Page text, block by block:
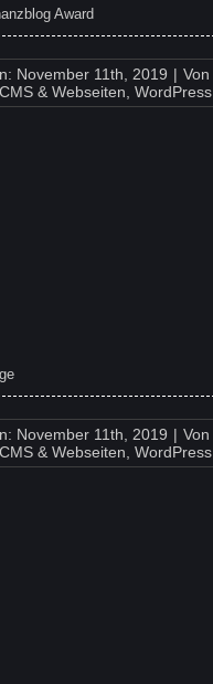
Award
November 11th, 2019 | Von
CMS & Webseiten WordPress
November 11th, 2019 | Von
CMS & Webseiten WordPress